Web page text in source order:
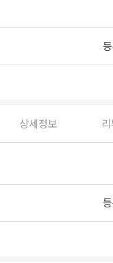
상세정보